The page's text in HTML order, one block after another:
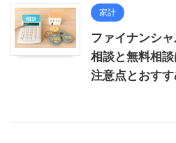
家計
ファイナンシ
相談と無料相談
注意点とおす